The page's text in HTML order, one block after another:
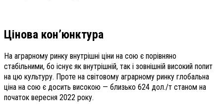
Цінова кон’юнктура
На аграрному ринку внутрішні ціни на сою є порівняно
стабільними, бо існує як внутрішній, так і зовнішній високий попит
на цю культуру. Проте на світовому аграрному ринку глобальна
ціна на сою є досить високою — близько 624 дол./т станом на
початок вересня 2022 року.